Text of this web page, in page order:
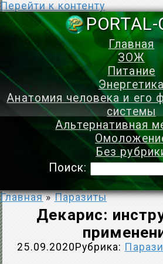
Перейти к контенту
Главная
ЗОЖ
Питание
Энергетика
Анатомия человека и его
системы
Альтернативная
Без
Поиск:
Главная » Паразиты
Декарис:
25.09.2020 Рубрика: